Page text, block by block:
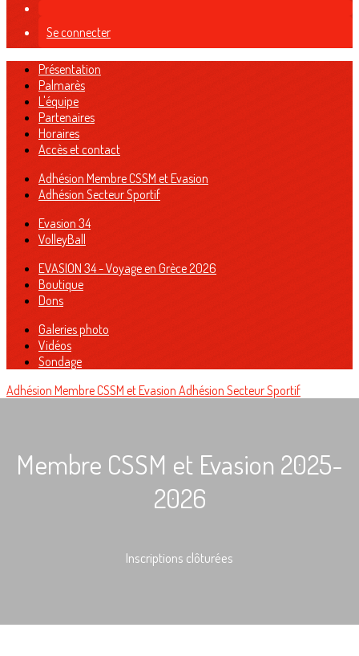
Se connecter
Présentation
Palmarès
L'équipe
Partenaires
Horaires
Accès et contact
Adhésion Membre CSSM et Evasion
Adhésion Secteur Sportif
Evasion 34
VolleyBall
EVASION 34 - Voyage en Grèce 2026
Boutique
Dons
Galeries photo
Vidéos
Sondage
Adhésion Membre CSSM et Evasion Adhésion Secteur Sportif
Membre CSSM et Evasion 2025-
2026
Inscriptions clôturées